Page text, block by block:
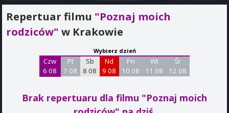
Repertuar filmu "Poznaj moich
rodziców" w Krakowie
Wybierz dzień
Czw
6 08
Pt
7 08
Sb
8 08
Nd
9 08
Pn
10 08
Wt
11 08
Śr
12 08
Brak repertuaru dla filmu "Poznaj moich